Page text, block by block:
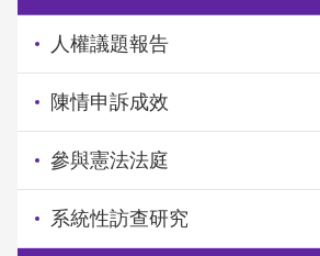
人權議題報告
陳情申訴成效
參與憲法法庭
系統性訪查研究